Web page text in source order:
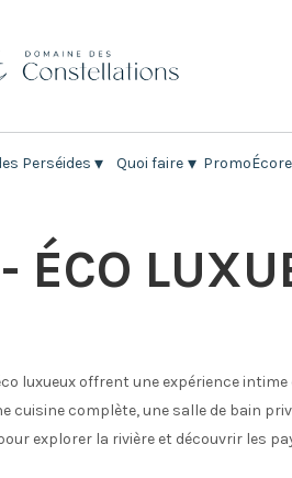
Perséides ▾ Quoi faire ▾ Promo
ÉCO
luxueux offrent une expérience
complète, une salle de bain
explorer la rivière et découvrir les